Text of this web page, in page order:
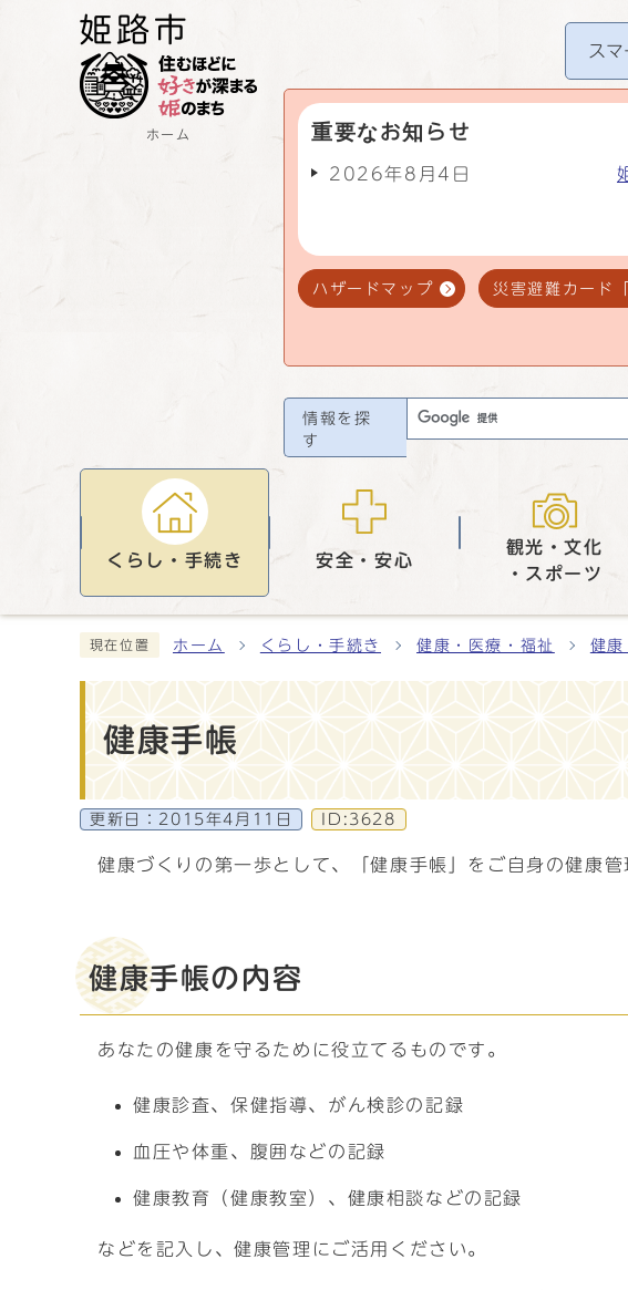
ホーム
スマ
重要なお知らせ
2026年8月4日
ハザードマップ 災害避難カード
情報を探
す
くらし・手続き 安全・安心
観光・文化
・スポーツ
現在位置 ホーム くらし・手続き 健康・医療・福祉 健康
健康手帳
更新日： 2015年4月11日 ID:3628
健康づくりの第一歩として、「健康手帳」をご自身の健康管
健康手帳の内容
あなたの健康を守るために役立てるものです。
健康診査、保健指導、がん検診の記録
血圧や体重、腹囲などの記録
健康教育（健康教室）、健康相談などの記録
などを記入し、健康管理にご活用ください。